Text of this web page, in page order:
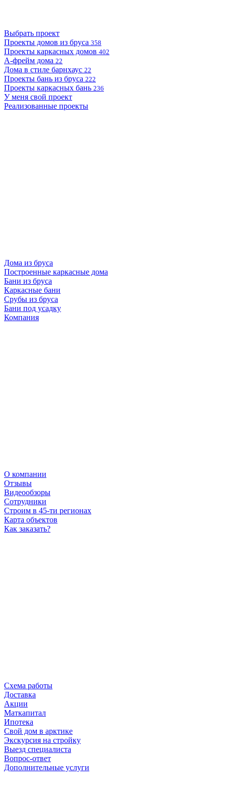
Выбрать проект
Проекты домов из бруса 358
Проекты каркасных домов 402
А-фрейм дома 22
Дома в стиле барнхаус 22
Проекты бань из бруса 222
Проекты каркасных бань 236
У меня свой проект
Реализованные проекты
Дома из бруса
Построенные каркасные дома
Бани из бруса
Каркасные бани
Срубы из бруса
Бани под усадку
Компания
О компании
Отзывы
Видеообзоры
Сотрудники
Строим в 45-ти регионах
Карта объектов
Как заказать?
Схема работы
Доставка
Акции
Маткапитал
Ипотека
Свой дом в арктике
Экскурсия на стройку
Выезд специалиста
Вопрос-ответ
Дополнительные услуги